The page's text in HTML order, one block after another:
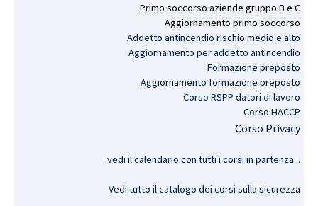
Primo soccorso aziende gruppo B e C
Aggiornamento primo soccorso
Addetto antincendio rischio medio e alto
Aggiornamento per addetto antincendio
Formazione preposto
Aggiornamento formazione preposto
Corso RSPP datori di lavoro
Corso HACCP
Corso Privacy
vedi il calendario con tutti i corsi in partenza...
Vedi tutto il catalogo dei corsi sulla sicurezza